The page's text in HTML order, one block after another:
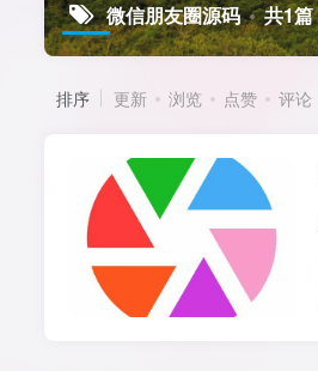
微信朋友圈源码 共1篇
排序 更新 浏览 点赞 评论